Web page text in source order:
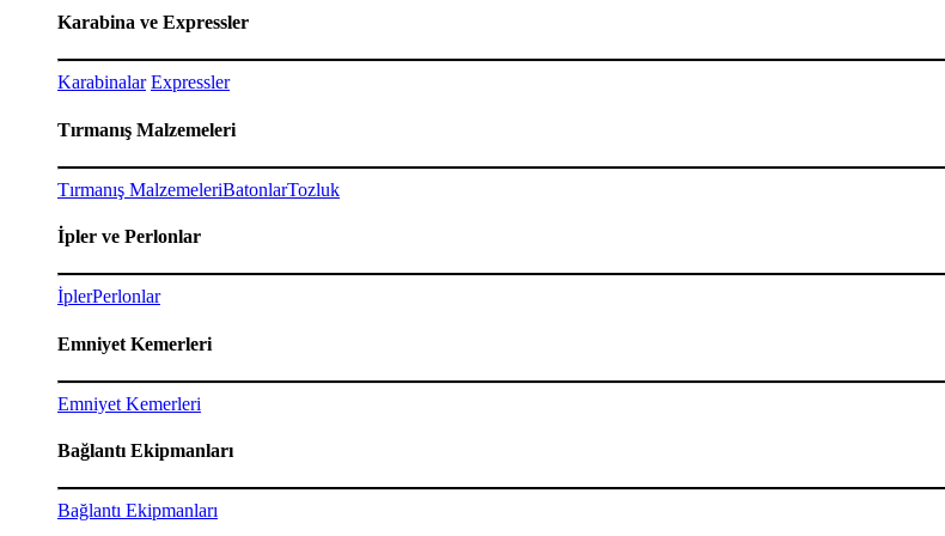
Karabina ve Expressler
Karabinalar Expressler
Tırmanış Malzemeleri
Tırmanış MalzemeleriBatonlarTozluk
İpler ve Perlonlar
İplerPerlonlar
Emniyet Kemerleri
Emniyet Kemerleri
Bağlantı Ekipmanları
Bağlantı Ekipmanları